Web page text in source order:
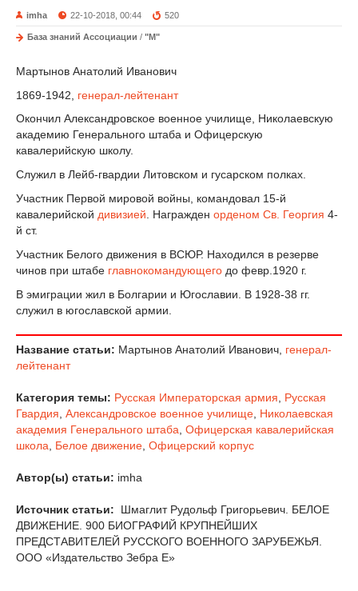
imha 22-10-2018, 00:44 520
База знаний Ассоциации / "М"
Мартынов Анатолий Иванович
1869-1942, генерал-лейтенант
Окончил Александровское военное училище, Николаевскую
академию Генерального штаба и Офицерскую
кавалерийскую школу.
Служил в Лейб-гвардии Литовском и гусарском полках.
Участник Первой мировой войны, командовал 15-й
кавалерийской дивизией . Награжден орденом Св. Георгия 4-
й ст.
Участник Белого движения в ВСЮР. Находился в резерве
чинов при штабе главнокомандующего до февр.1920 г.
В эмиграции жил в Болгарии и Югославии. В 1928-38 гг.
служил в югославской армии.
Название статьи: Мартынов Анатолий Иванович, генерал-
лейтенант
Категория темы: Русская Императорская армия
Русская
Гвардия Александровское военное училище Николаевская
академия Генерального штаба Офицерская кавалерийская
школа
Белое движение Офицерский корпус
Автор(ы) статьи: imha
Источник статьи:
Шмаглит Рудольф Григорьевич. БЕЛОЕ
ДВИЖЕНИЕ. 900 БИОГРАФИЙ КРУПНЕЙШИХ
ПРЕДСТАВИТЕЛЕЙ РУССКОГО ВОЕННОГО ЗАРУБЕЖЬЯ.
ООО «Издательство Зебра Е»